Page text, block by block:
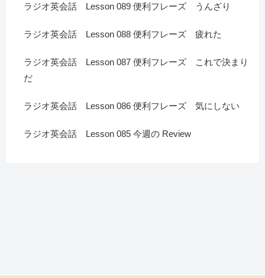
ラジオ英会話 Lesson 089 便利フレーズ うんざり
ラジオ英会話 Lesson 088 便利フレーズ 疲れた
ラジオ英会話 Lesson 087 便利フレーズ これで決まり
だ
ラジオ英会話 Lesson 086 便利フレーズ 気にしない
ラジオ英会話 Lesson 085 今週の Review